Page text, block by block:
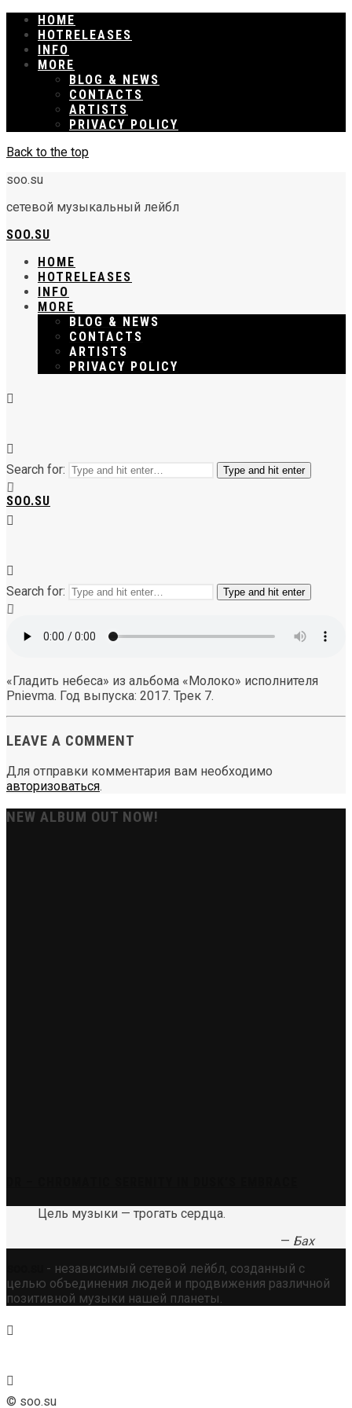
HOME
RELEASES
INFO
MORE
BLOG & NEWS
CONTACTS
ARTISTS
PRIVACY POLICY
Back to the top
soo.su
сетевой музыкальный лейбл
SOO.SU
HOME
RELEASES
INFO
MORE
BLOG & NEWS
CONTACTS
ARTISTS
PRIVACY POLICY
Search for: Type and hit enter
SOO.SU
Search for: Type and hit enter
«Гладить небеса» из альбома «Молоко» исполнителя
Pnievma. Год выпуска: 2017. Трек 7.
LEAVE A COMMENT
Для отправки комментария вам необходимо
авторизоваться.
NEW ALBUM OUT NOW!
Цель музыки — трогать сердца.
— Бах
- независимый сетевой лейбл, созданный с
целью объединения людей и продвижения различной
позитивной музыки нашей планеты.
© soo.su